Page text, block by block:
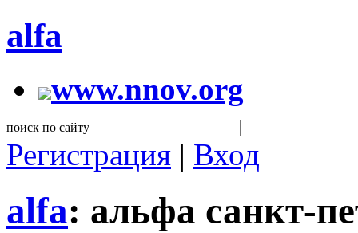
alfa
www.nnov.org
поиск по сайту
Регистрация | Вход
alfa: альфа санкт-